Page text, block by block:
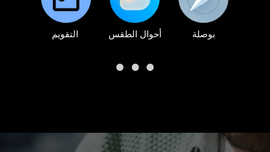
التقويم أحوال الطقس بوصلة